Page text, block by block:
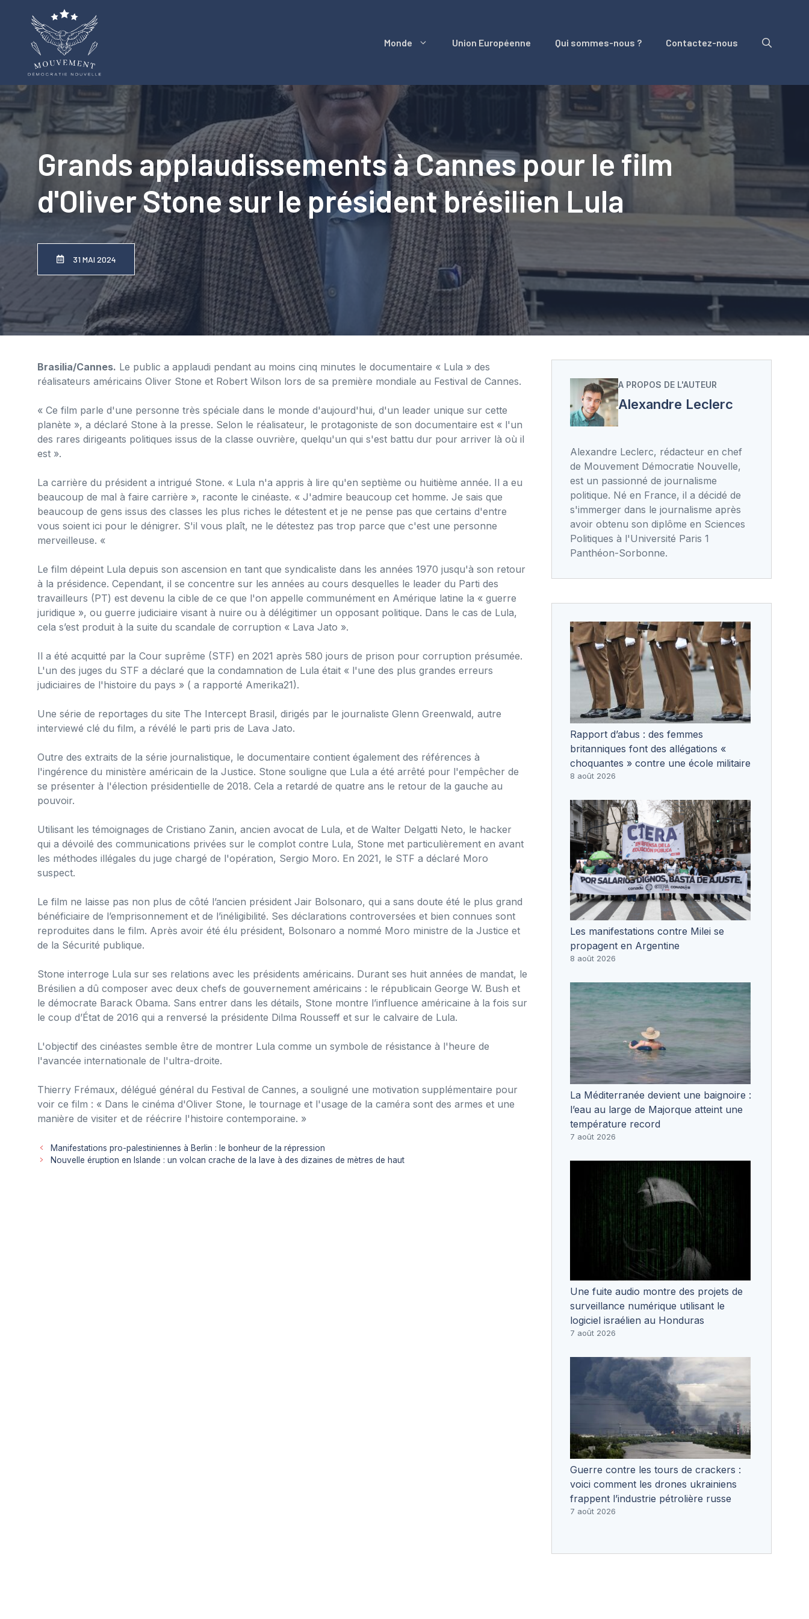
Monde Union Européenne Qui sommes-nous ? Contactez-nous
Grands applaudissements à Cannes pour le film
d'Oliver Stone sur le président brésilien Lula
31 MAI 2024
Brasilia/Cannes. Le public a applaudi pendant au moins cinq minutes le documentaire « Lula » des
réalisateurs américains Oliver Stone et Robert Wilson lors de sa première mondiale au Festival de Cannes.
« Ce film parle d'une personne très spéciale dans le monde d'aujourd'hui, d'un leader unique sur cette
planète », a déclaré Stone à la presse. Selon le réalisateur, le protagoniste de son documentaire est « l'un
des rares dirigeants politiques issus de la classe ouvrière, quelqu'un qui s'est battu dur pour arriver là où il
est ».
La carrière du président a intrigué Stone. « Lula n'a appris à lire qu'en septième ou huitième année. Il a eu
beaucoup de mal à faire carrière », raconte le cinéaste. « J'admire beaucoup cet homme. Je sais que
beaucoup de gens issus des classes les plus riches le détestent et je ne pense pas que certains d'entre
vous soient ici pour le dénigrer. S'il vous plaît, ne le détestez pas trop parce que c'est une personne
merveilleuse. «
Le film dépeint Lula depuis son ascension en tant que syndicaliste dans les années 1970 jusqu'à son retour
à la présidence. Cependant, il se concentre sur les années au cours desquelles le leader du Parti des
travailleurs (PT) est devenu la cible de ce que l'on appelle communément en Amérique latine la « guerre
juridique », ou guerre judiciaire visant à nuire ou à délégitimer un opposant politique. Dans le cas de Lula,
cela s’est produit à la suite du scandale de corruption « Lava Jato ».
Il a été acquitté par la Cour suprême (STF) en 2021 après 580 jours de prison pour corruption présumée.
L'un des juges du STF a déclaré que la condamnation de Lula était « l'une des plus grandes erreurs
judiciaires de l'histoire du pays » ( a rapporté Amerika21).
Une série de reportages du site The Intercept Brasil, dirigés par le journaliste Glenn Greenwald, autre
interviewé clé du film, a révélé le parti pris de Lava Jato.
Outre des extraits de la série journalistique, le documentaire contient également des références à
l'ingérence du ministère américain de la Justice. Stone souligne que Lula a été arrêté pour l'empêcher de
se présenter à l'élection présidentielle de 2018. Cela a retardé de quatre ans le retour de la gauche au
pouvoir.
Utilisant les témoignages de Cristiano Zanin, ancien avocat de Lula, et de Walter Delgatti Neto, le hacker
qui a dévoilé des communications privées sur le complot contre Lula, Stone met particulièrement en avant
les méthodes illégales du juge chargé de l'opération, Sergio Moro. En 2021, le STF a déclaré Moro
suspect.
Le film ne laisse pas non plus de côté l’ancien président Jair Bolsonaro, qui a sans doute été le plus grand
bénéficiaire de l’emprisonnement et de l’inéligibilité. Ses déclarations controversées et bien connues sont
reproduites dans le film. Après avoir été élu président, Bolsonaro a nommé Moro ministre de la Justice et
de la Sécurité publique.
Stone interroge Lula sur ses relations avec les présidents américains. Durant ses huit années de mandat, le
Brésilien a dû composer avec deux chefs de gouvernement américains : le républicain George W. Bush et
le démocrate Barack Obama. Sans entrer dans les détails, Stone montre l’influence américaine à la fois sur
le coup d’État de 2016 qui a renversé la présidente Dilma Rousseff et sur le calvaire de Lula.
L'objectif des cinéastes semble être de montrer Lula comme un symbole de résistance à l'heure de
l'avancée internationale de l'ultra-droite.
Thierry Frémaux, délégué général du Festival de Cannes, a souligné une motivation supplémentaire pour
voir ce film : « Dans le cinéma d'Oliver Stone, le tournage et l'usage de la caméra sont des armes et une
manière de visiter et de réécrire l'histoire contemporaine. »
Manifestations pro-palestiniennes à Berlin : le bonheur de la répression
Nouvelle éruption en Islande : un volcan crache de la lave à des dizaines de mètres de haut
A PROPOS DE L'AUTEUR
Alexandre Leclerc
Alexandre Leclerc, rédacteur en chef
de Mouvement Démocratie Nouvelle,
est un passionné de journalisme
politique. Né en France, il a décidé de
s'immerger dans le journalisme après
avoir obtenu son diplôme en Sciences
Politiques à l'Université Paris 1
Panthéon-Sorbonne.
Rapport d’abus : des femmes
britanniques font des allégations «
choquantes » contre une école militaire
8 août 2026
Les manifestations contre Milei se
propagent en Argentine
8 août 2026
La Méditerranée devient une baignoire :
l’eau au large de Majorque atteint une
température record
7 août 2026
Une fuite audio montre des projets de
surveillance numérique utilisant le
logiciel israélien au Honduras
7 août 2026
Guerre contre les tours de crackers :
voici comment les drones ukrainiens
frappent l’industrie pétrolière russe
7 août 2026